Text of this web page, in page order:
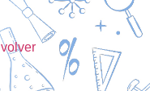
volver